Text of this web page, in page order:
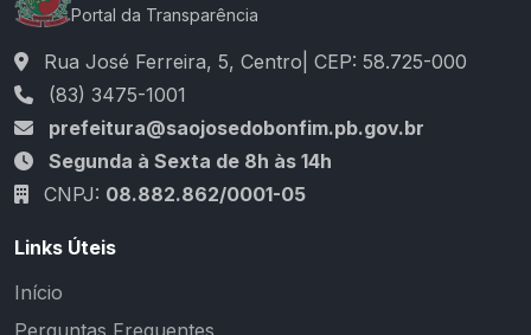
Portal da Transparência
Rua José Ferreira, 5, Centro| CEP: 58.725-000
(83) 3475-1001
prefeitura@saojosedobonfim.pb.gov.br
Segunda à Sexta de 8h às 14h
CNPJ: 08.882.862/0001-05
Links Úteis
Início